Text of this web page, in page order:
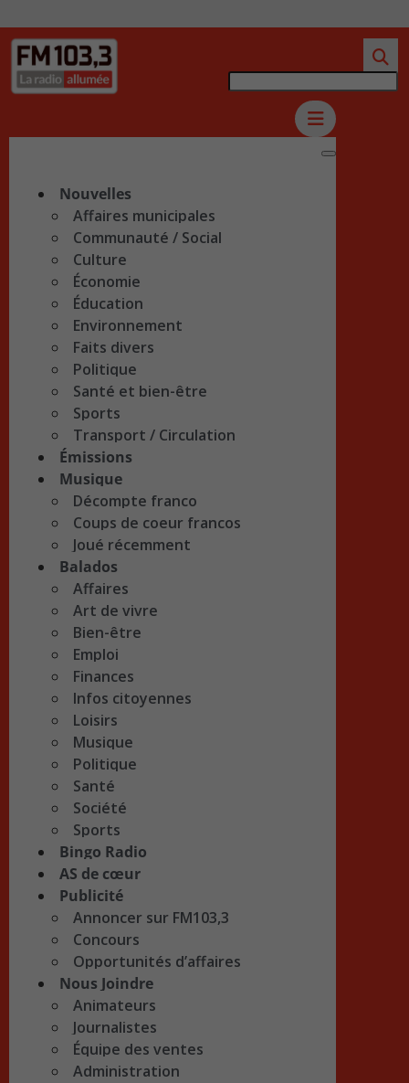
Nouvelles
Affaires municipales
Communauté / Social
Culture
Économie
Éducation
Environnement
Faits divers
Politique
Santé et bien-être
Sports
Transport / Circulation
Émissions
Musique
Décompte franco
Coups de coeur francos
Joué récemment
Balados
Affaires
Art de vivre
Bien-être
Emploi
Finances
Infos citoyennes
Loisirs
Musique
Politique
Santé
Société
Sports
Bingo Radio
AS de cœur
Publicité
Annoncer sur FM103,3
Concours
Opportunités d’affaires
Nous Joindre
Animateurs
Journalistes
Équipe des ventes
Administration